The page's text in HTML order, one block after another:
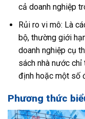
cả doanh nghiệp
Rủi ro vi mô: Là
bộ, thường giới
doanh nghiệp cụ
sách nhà nước
định hoặc một số
Phương thức